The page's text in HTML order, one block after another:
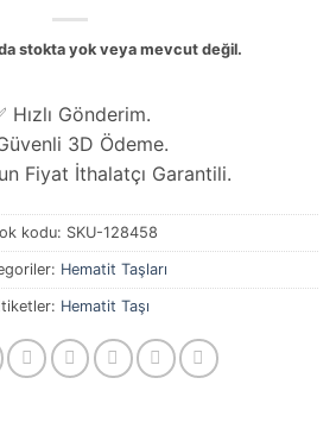
stokta yok veya mevcut değil.
Hızlı Gönderim.
3D Ödeme.
Fiyat İthalatçı Garantili.
kodu: SKU-128458
Hematit Taşları
Hematit Taşı